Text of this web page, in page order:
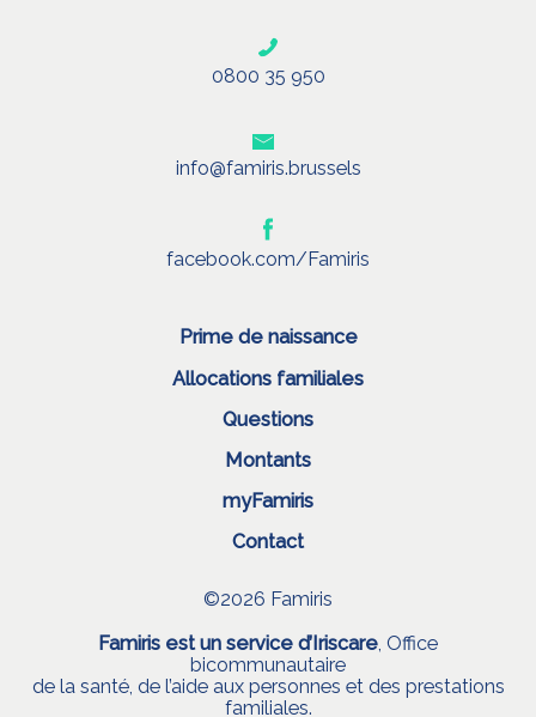
0800 35 950
info@famiris.brussels
facebook.com/Famiris
Prime de naissance
Allocations familiales
Questions
Montants
myFamiris
Contact
©2026 Famiris
Famiris est un service d’Iriscare , Office
bicommunautaire
de la santé, de l’aide aux personnes et des prestations
familiales.